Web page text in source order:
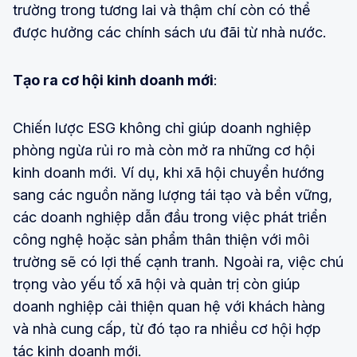
trường trong tương lai và thậm chí còn có thể
được hưởng các chính sách ưu đãi từ nhà nước.
Tạo ra cơ hội kinh doanh mới:
Chiến lược ESG không chỉ giúp doanh nghiệp
phòng ngừa rủi ro mà còn mở ra những cơ hội
kinh doanh mới. Ví dụ, khi xã hội chuyển hướng
sang các nguồn năng lượng tái tạo và bền vững,
các doanh nghiệp dẫn đầu trong việc phát triển
công nghệ hoặc sản phẩm thân thiện với môi
trường sẽ có lợi thế cạnh tranh. Ngoài ra, việc chú
trọng vào yếu tố xã hội và quản trị còn giúp
doanh nghiệp cải thiện quan hệ với khách hàng
và nhà cung cấp, từ đó tạo ra nhiều cơ hội hợp
tác kinh doanh mới.